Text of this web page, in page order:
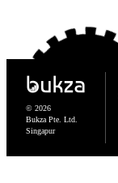
© 2026
Bukza Pte. Ltd.
Singapur